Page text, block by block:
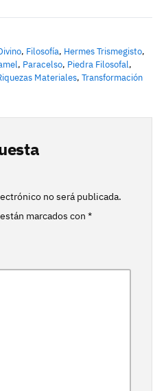
, Filosofía, Hermes Trismegisto,
, Paracelso, Piedra Filosofal,
Materiales, Transformación
no será publicada.
marcados con *